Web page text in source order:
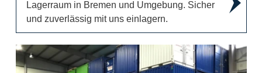
Lagerraum in Bremen und Umgebung. Sicher
und zuverlässig mit uns einlagern.
HMP Umzüge